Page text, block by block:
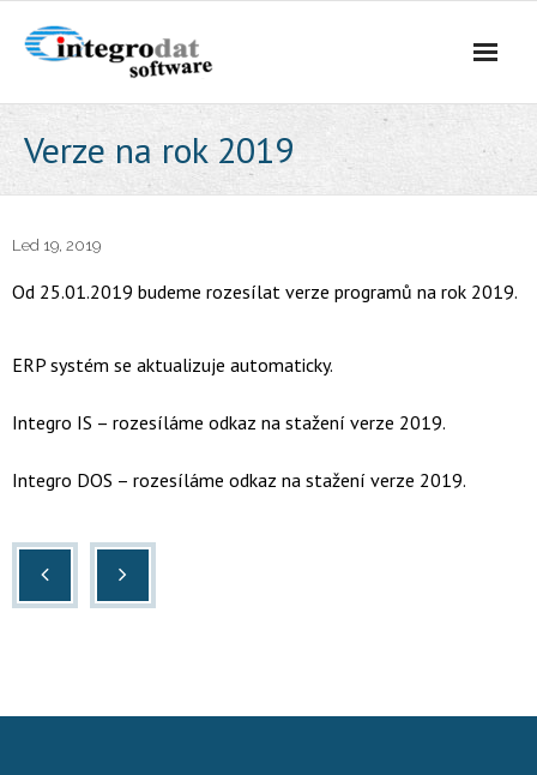
Software
- Verze software pro rok 2023
Verze na rok 2019
Led 19, 2019
Od 25.01.2019 budeme rozesílat verze programů na rok 2019.
ERP systém se aktualizuje automaticky.
Integro IS – rozesíláme odkaz na stažení verze 2019.
Integro DOS – rozesíláme odkaz na stažení verze 2019.